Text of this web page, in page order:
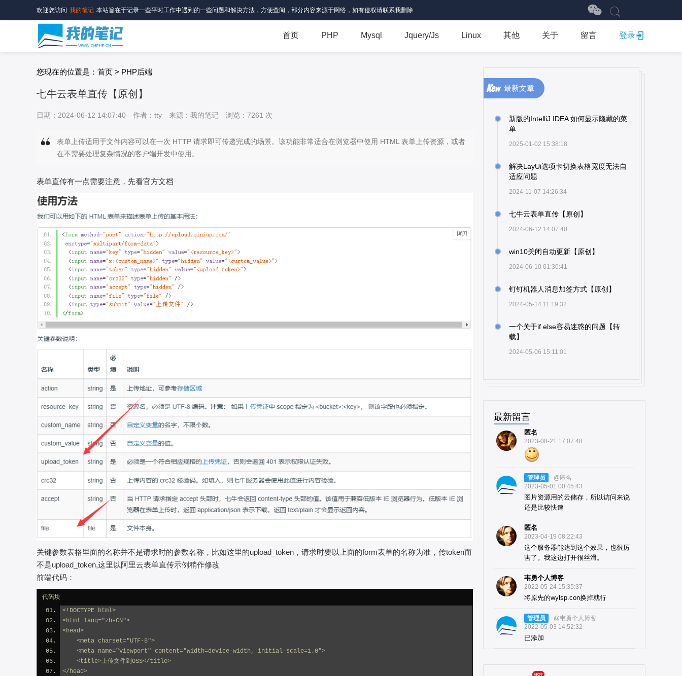
欢迎您访问 我的笔记 本站旨在于记录一些平时工作中遇到的一些问题和解决方法，方便查阅，部分内容来源于网络，如有侵权请联系我删除
首页 PHP Mysql Jquery/Js Linux 其他 关于 留言 登录
您现在的位置是：首页 > PHP后端
七牛云表单直传【原创】
日期：2024-06-12 14:07:40 作者：tty 来源：我的笔记 浏览：7261 次
表单上传适用于文件内容可以在一次 HTTP 请求即可传递完成的场景。该功能非常适合在浏览器中使用 HTML 表单上传资源，或者
在不需要处理复杂情况的客户端开发中使用。
表单直传有一点需要注意，先看官方文档
关键参数表格里面的名称并不是请求时的参数名称，比如这里的upload_token，请求时要以上面的form表单的名称为准，传token而
不是upload_token,这里以阿里云表单直传示例稍作修改
前端代码：
代码块
<!DOCTYPE html>
<html lang="zh-CN">
<head>
<meta charset="UTF-8">
<meta name="viewport" content="width=device-width, initial-scale=1.0">
<title>上传文件到OSS</title>
</head>
最新文章
新版的IntelliJ IDEA 如何显示隐藏的菜
单
2025-01-02 15:38:18
解决LayUi选项卡切换表格宽度无法自
适应问题
2024-11-07 14:26:34
七牛云表单直传【原创】
2024-06-12 14:07:40
win10关闭自动更新【原创】
2024-06-10 01:30:41
钉钉机器人消息加签方式【原创】
2024-05-14 11:19:32
一个关于if else容易迷惑的问题【转
载】
2024-05-06 15:11:01
最新留言
匿名
2023-08-21 17:07:48
管理员
@匿名
2023-05-01 00:45:43
图片资源用的云储存，所以访问来说
还是比较快速
匿名
2023-04-19 08:22:43
这个服务器能达到这个效果，也很厉
害了。我这边打开很丝滑。
韦勇个人博客
2022-05-24 15:35:37
将原先的wylsp.con换掉就行
管理员
@韦勇个人博客
2022-05-03 14:52:32
已添加